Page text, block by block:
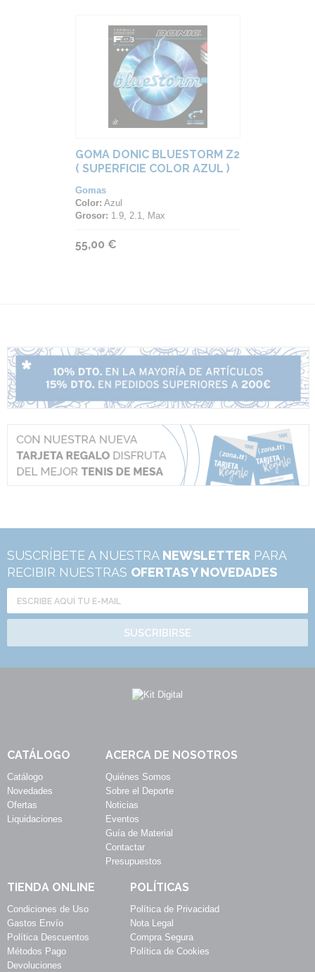
GOMA DONIC BLUESTORM Z2
( SUPERFICIE COLOR AZUL )
Gomas
Color: Azul
Grosor: 1.9, 2.1, Max
55,00 €
SUSCRÍBETE A NUESTRA NEWSLETTER PARA
RECIBIR NUESTRAS OFERTAS Y NOVEDADES
SUSCRIBIRSE
CATÁLOGO
Catálogo
Novedades
Ofertas
Liquidaciones
ACERCA DE NOSOTROS
Quiénes Somos
Sobre el Deporte
Noticias
Eventos
Guía de Material
Contactar
Presupuestos
TIENDA ONLINE
Condiciones de Uso
Gastos Envío
Política Descuentos
Métodos Pago
Devoluciones
POLÍTICAS
Política de Privacidad
Nota Legal
Compra Segura
Política de Cookies